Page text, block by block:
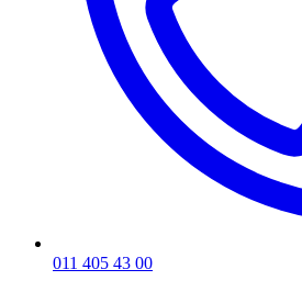
011 405 43 00